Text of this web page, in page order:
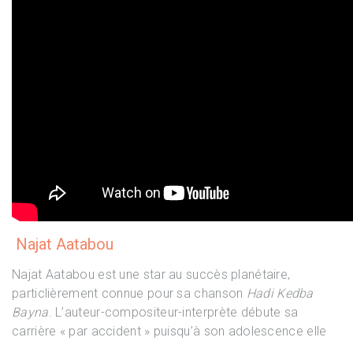
Najat Aatabou
Najat Aatabou est une star au succès planétaire,
particlièrement connue pour sa chanson Hadi Kedba
Bayna . L’auteur-compositeur-interprète débute sa
carrière « par accident » puisqu’à son adolescence elle